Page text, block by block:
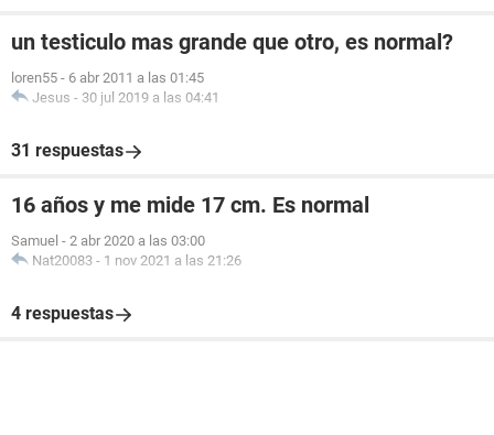
un testiculo mas grande que otro, es normal?
loren55 - 6 abr 2011 a las 01:45
Jesus - 30 jul 2019 a las 04:41
31 respuestas
16 años y me mide 17 cm. Es normal
Samuel - 2 abr 2020 a las 03:00
Nat20083 - 1 nov 2021 a las 21:26
4 respuestas